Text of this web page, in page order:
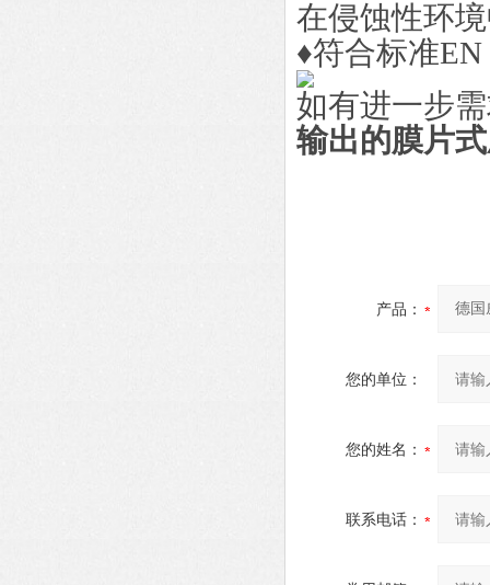
在侵蚀性环
♦符合标准
如有进一步
输出的膜片
产品：
您的单位：
您的姓名：
联系电话：